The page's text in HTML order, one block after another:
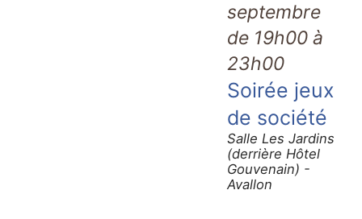
septembre
de 19h00 à
23h00
Soirée jeux
de société
Salle Les Jardins
(derrière Hôtel
Gouvenain) -
Avallon